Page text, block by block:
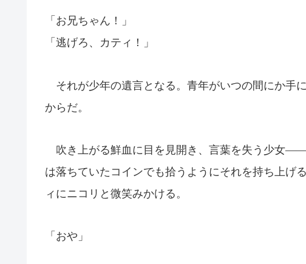
「お兄ちゃん！」
「逃げろ、カティ！」
それが少年の遺言となる。青年がいつの間にか手
からだ。
吹き上がる鮮血に目を見開き、言葉を失う少女
は落ちていたコインでも拾うようにそれを持ち上げ
ィにニコリと微笑みかける。
「おや」